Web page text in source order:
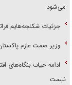
می‌شود
جزئیات شکنجه‌هایم
وزیر صمت عازم
ادامه حیات بنگاه‌های
نیست